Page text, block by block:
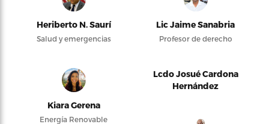
Heriberto N. Saurí
Salud y emergencias
Lic Jaime Sanabria
Profesor de derecho
Kiara Gerena
Energía Renovable
Lcdo Josué Cardona
Hernández